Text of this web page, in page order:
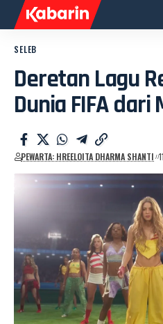
SELEB
Deretan Lagu
Dunia FIFA dari
PEWARTA: HREELOITA DHARMA SHANTI